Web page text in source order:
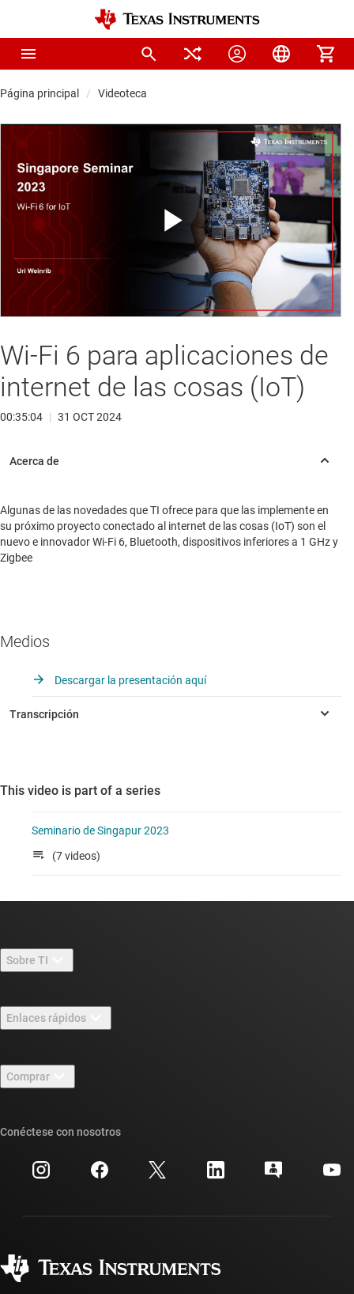
Página principal Videoteca
Play
Video
Wi-Fi 6 para aplicaciones de
internet de las cosas (IoT)
00:35:04 | 31 OCT 2024
Algunas de las novedades que TI ofrece para que las implemente en
su próximo proyecto conectado al internet de las cosas (IoT) son el
nuevo e innovador Wi-Fi 6, Bluetooth, dispositivos inferiores a 1 GHz y
Zigbee
Medios
Descargar la presentación aquí
This video is part of a series
Seminario de Singapur 2023
(7 videos)
Sobre TI
Carreras laborales
Sala de redacción
Eventos
Relaciones con los inversionistas
Enlaces rápidos
Foros de soporte de diseño de TI E2E™
Búsqueda de referencias cruzadas
Centro de atención al cliente
Preguntas frecuentes sobre la cuenta myTI
Comprar
Preguntas frecuentes sobre pedidos
Conéctese con nosotros